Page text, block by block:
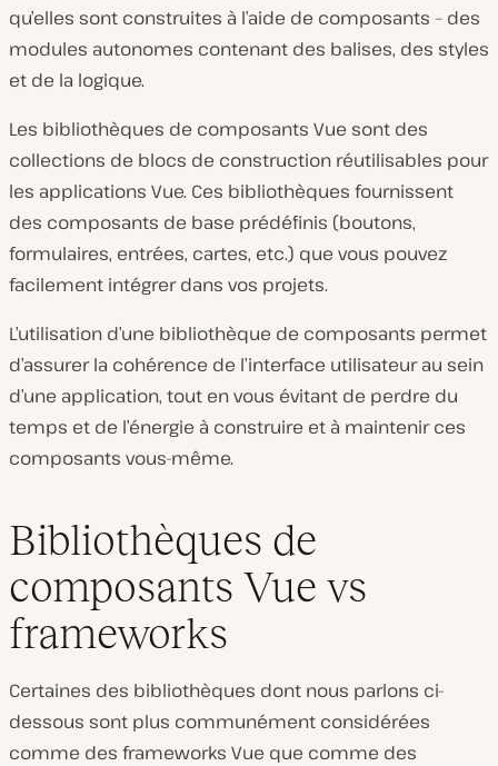
qu’elles sont construites à l’aide de composants – des
modules autonomes contenant des balises, des styles
et de la logique.
Les bibliothèques de composants Vue sont des
collections de blocs de construction réutilisables pour
les applications Vue. Ces bibliothèques fournissent
des composants de base prédéfinis (boutons,
formulaires, entrées, cartes, etc.) que vous pouvez
facilement intégrer dans vos projets.
L’utilisation d’une bibliothèque de composants permet
d’assurer la cohérence de l’interface utilisateur au sein
d’une application, tout en vous évitant de perdre du
temps et de l’énergie à construire et à maintenir ces
composants vous-même.
Bibliothèques de
composants Vue vs
frameworks
Certaines des bibliothèques dont nous parlons ci-
dessous sont plus communément considérées
comme des frameworks Vue que comme des